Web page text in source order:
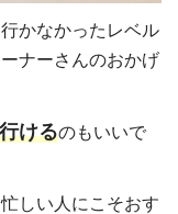
かなかったレベル
ナーさんのおかげ
けるのもいいで
しい人にこそおす